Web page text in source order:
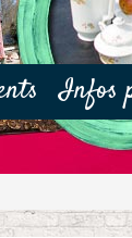
Infos